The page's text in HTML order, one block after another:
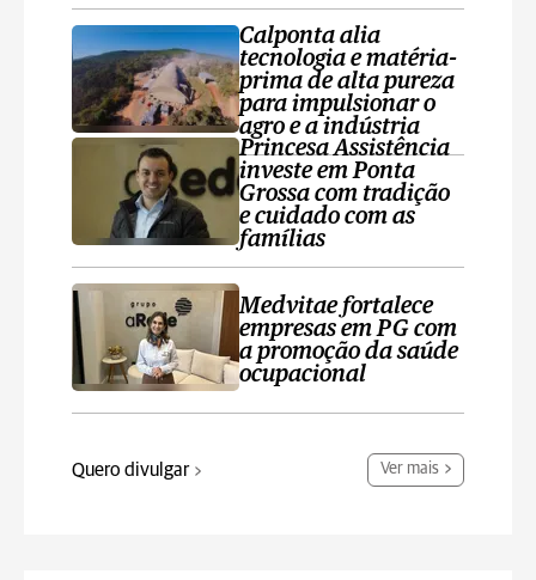
Calponta alia
tecnologia e matéria-
prima de alta pureza
para impulsionar o
agro e a indústria
Princesa Assistência
investe em Ponta
Grossa com tradição
e cuidado com as
famílias
Medvitae fortalece
empresas em PG com
a promoção da saúde
ocupacional
Quero divulgar Ver mais